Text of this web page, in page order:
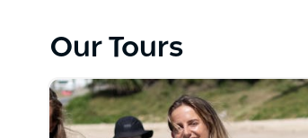
的彈出技術、高效的劃槳技術以及自己
Our Tours